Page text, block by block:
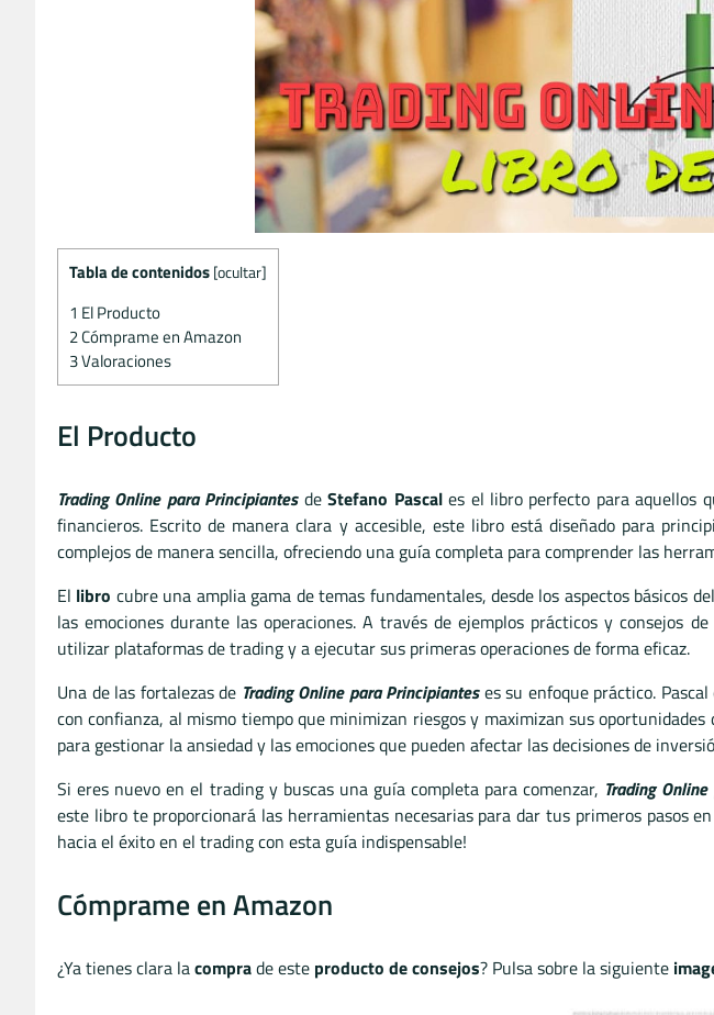
Tabla de contenidos [ocultar]
1 El Producto
2Cómprame en Amazon
3Valoraciones
El Producto
Trading Online para PrincipiantesdeStefano Pascales el libro perfecto para aquellos
financieros. Escrito de manera clara y accesible, este libro está diseñado para
complejos de manera sencilla, ofreciendo una guía completa para comprender las
El libro cubre una amplia gama de temas fundamentales, desde los aspectos básicos
las emociones durante las operaciones. A través de ejemplos prácticos y consejos
utilizar plataformas de trading y a ejecutar sus primeras operaciones de forma eficaz.
Una de las fortalezas de Trading Online para Principianteses su enfoque práctico.
con confianza, al mismo tiempo que minimizan riesgos y maximizan sus
para gestionar la ansiedad y las emociones que pueden afectar las decisiones de
Si eres nuevo en el trading y buscas una guía completa para comenzar, Trading
este libro te proporcionará las herramientas necesarias para dar tus primeros pasos
hacia el éxito en el trading con esta guía indispensable!
Cómprame en Amazon
¿Ya tienes clara lacomprade este producto de consejos? Pulsa sobre la siguiente